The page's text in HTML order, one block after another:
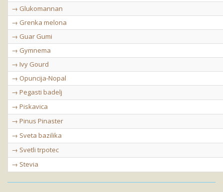
→ Glukomannan
→ Grenka melona
→ Guar Gumi
→ Gymnema
→ Ivy Gourd
→ Opuncija-Nopal
→ Pegasti badelj
→ Piskavica
→ Pinus Pinaster
→ Sveta bazilika
→ Svetli trpotec
→ Stevia